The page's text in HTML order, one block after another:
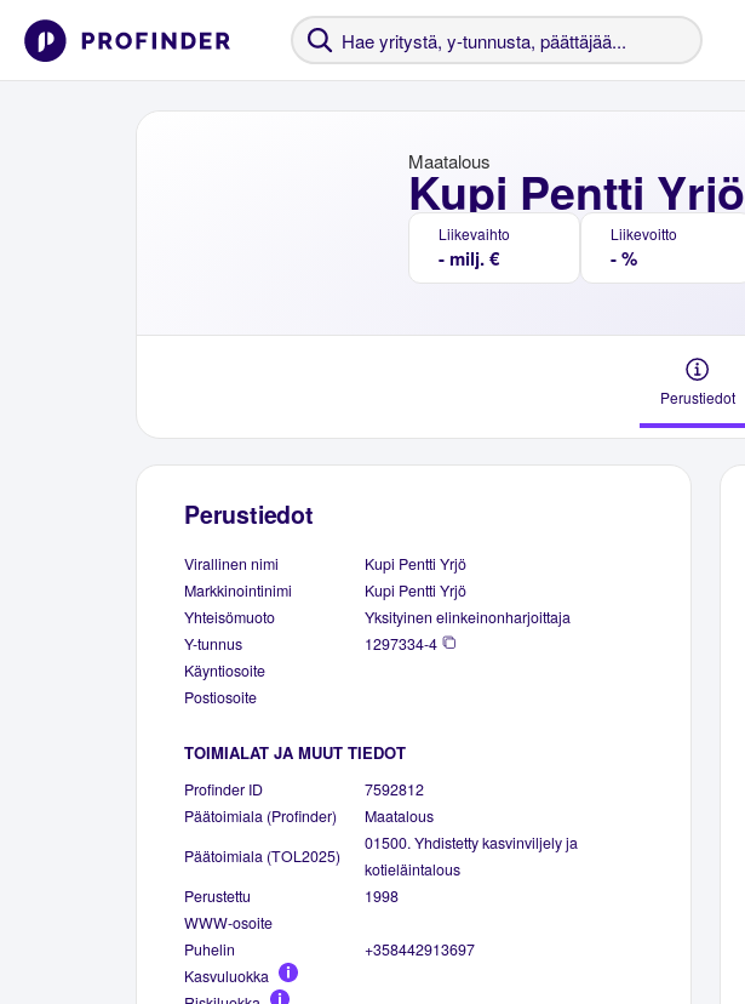
Kupi Pentti Yrjö
Maatalous
Liikevaihto
- milj. €
Liikevoitto
- %
Perustiedot
Perustiedot
Virallinen nimi
Kupi Pentti Yrjö
Markkinointinimi
Kupi Pentti Yrjö
Yhteisömuoto
Yksityinen elinkeinonharjoittaja
Y-tunnus
1297334-4
Käyntiosoite
Postiosoite
TOIMIALAT JA MUUT TIEDOT
Profinder ID
7592812
Päätoimiala (Profinder)
Maatalous
Päätoimiala (TOL2025)
01500. Yhdistetty kasvinviljely ja
kotieläintalous
Perustettu
1998
WWW-osoite
Puhelin
+358442913697
Kasvuluokka